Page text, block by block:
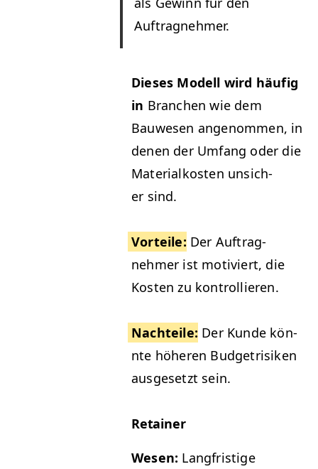
Auftragnehmer.
Dieses Mod­ell wird häu­fig
in Branchen wie dem
Bauwe­sen angenom­men, in
denen der Umfang oder die
Mate­ri­alkosten unsich­
er sind.
Vorteile: Der Auf­trag­
nehmer ist motiviert, die
Kosten zu kontrollieren.
Nachteile: Der Kunde kön­
nte höheren Bud­getrisiken
aus­ge­set­zt sein.
Retain­er
Wesen: Langfristige